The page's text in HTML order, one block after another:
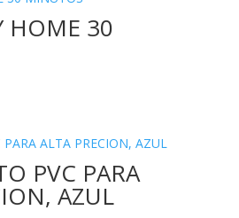
HOME 30
PVC PARA
AZUL